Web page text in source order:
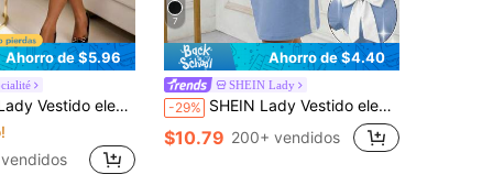
Ahorro de $5.96
corta con cuello en V y ajustado para mujer de talla grande
7
Ahorro de $4.40
SHEIN Lady
-29% SHEIN Lady Vestido elegante ajustado con bloque de color y decoración de lazo, azul y blanco, talla grande
$10.79 200+ vendidos